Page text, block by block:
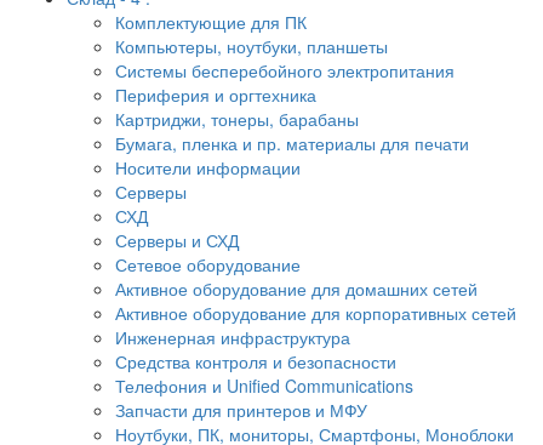
Комплектующие для ПК
Компьютеры, ноутбуки, планшеты
Системы бесперебойного электропитания
Периферия и оргтехника
Картриджи, тонеры, барабаны
Бумага, пленка и пр. материалы для печати
Носители информации
Серверы
СХД
Серверы и СХД
Сетевое оборудование
Активное оборудование для домашних сетей
Активное оборудование для корпоративных сетей
Инженерная инфраструктура
Средства контроля и безопасности
Телефония и Unified Communications
Запчасти для принтеров и МФУ
Ноутбуки, ПК, мониторы, Смартфоны, Моноблоки